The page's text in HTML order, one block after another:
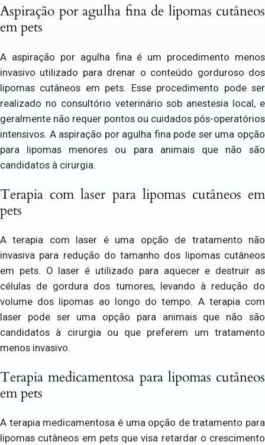
Aspiração por agulha fina de lipomas cutâneos
em pets
A aspiração por agulha fina é um procedimento menos
invasivo utilizado para drenar o conteúdo gorduroso dos
lipomas cutâneos em pets. Esse procedimento pode ser
realizado no consultório veterinário sob anestesia local, e
geralmente não requer pontos ou cuidados pós-operatórios
intensivos. A aspiração por agulha fina pode ser uma opção
para lipomas menores ou para animais que não são
candidatos à cirurgia.
Terapia com laser para lipomas cutâneos em
pets
A terapia com laser é uma opção de tratamento não
invasiva para redução do tamanho dos lipomas cutâneos
em pets. O laser é utilizado para aquecer e destruir as
células de gordura dos tumores, levando à redução do
volume dos lipomas ao longo do tempo. A terapia com
laser pode ser uma opção para animais que não são
candidatos à cirurgia ou que preferem um tratamento
menos invasivo.
Terapia medicamentosa para lipomas cutâneos
em pets
A terapia medicamentosa é uma opção de tratamento para
lipomas cutâneos em pets que visa retardar o crescimento